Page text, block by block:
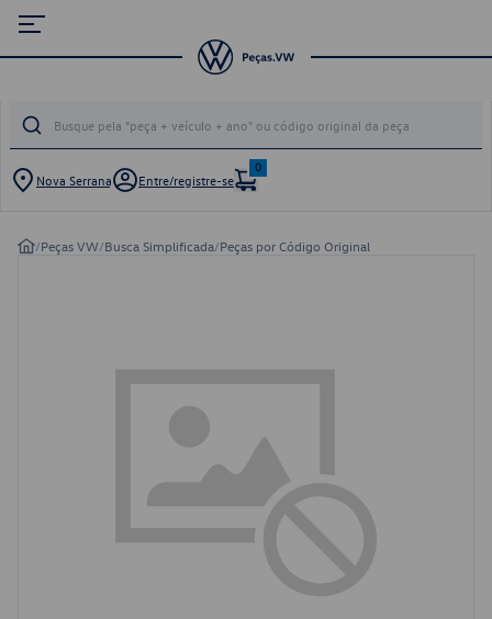
Nova Serrana Entre/registre-se
0
/Peças VW/Busca Simplificada/Peças por Código Original